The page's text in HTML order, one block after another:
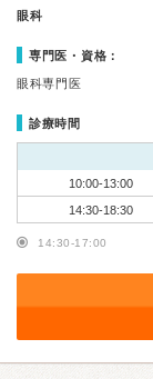
眼科
専門医・資格：
眼科専門医
診療時間
10:00-13:00
14:30-18:30
14:30-17:00